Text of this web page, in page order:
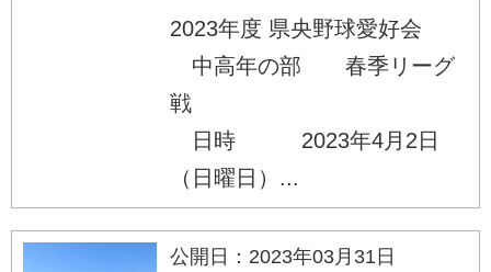
2023年度 県央野球愛好会
中高年の部 春季リーグ
戦
日時 2023年4月2日
（日曜日）...
公開日：2023年03月31日